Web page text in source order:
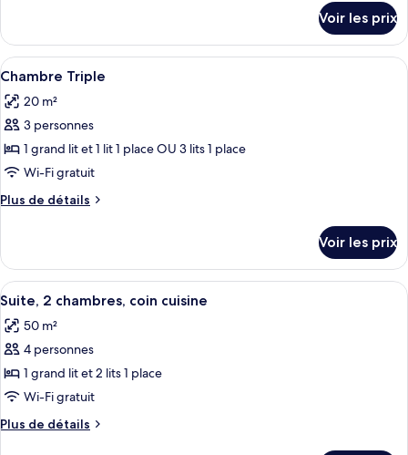
Chambre
Quadruple
Familiale
le
type
de
Chambre
Quadruple
Voir les prix
Afficher
toutes
les
photos
pour
ce
type
de
Chambre
Triple
Un lit double avec deux oreillers,
6
Chambre Triple
20 m²
3 personnes
1 grand lit et 1 lit 1 place OU 3 lits 1 place
Wi-Fi gratuit
Plus de détails
Plus
le
type
de
Chambre
Triple
Voir les prix
Afficher
toutes
les
photos
pour
ce
type
de
Une chambre d’hôtel avec un lit, un
4
Suite, 2 chambres, coin cuisine
50 m²
4 personnes
1 grand lit et 2 lits 1 place
Wi-Fi gratuit
Plus de détails
Plus